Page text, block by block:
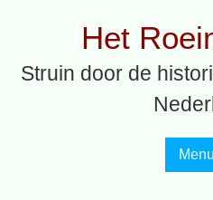
Het
Struin door de